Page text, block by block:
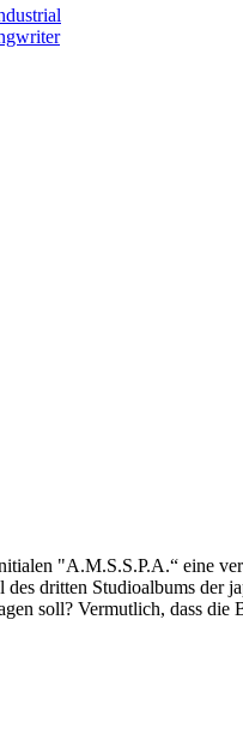
"A.M.S.S.P.A.“ eine
dritten Studioalbums der
soll? Vermutlich, dass die